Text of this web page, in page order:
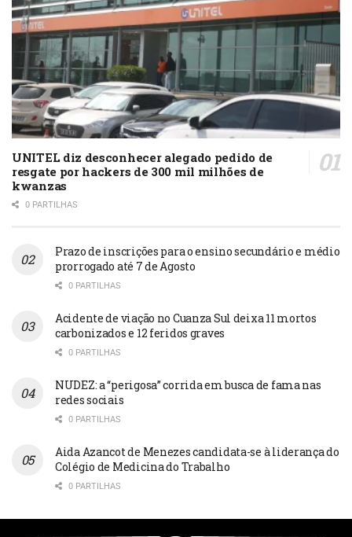
UNITEL diz desconhecer alegado pedido de
resgate por hackers de 300 mil milhões de
kwanzas
0 PARTILHAS
Prazo de inscrições para o ensino secundário e médio
prorrogado até 7 de Agosto
0 PARTILHAS
Acidente de viação no Cuanza Sul deixa 11 mortos
carbonizados e 12 feridos graves
0 PARTILHAS
NUDEZ: a “perigosa” corrida em busca de fama nas
redes sociais
0 PARTILHAS
Aida Azancot de Menezes candidata-se à liderança do
Colégio de Medicina do Trabalho
0 PARTILHAS